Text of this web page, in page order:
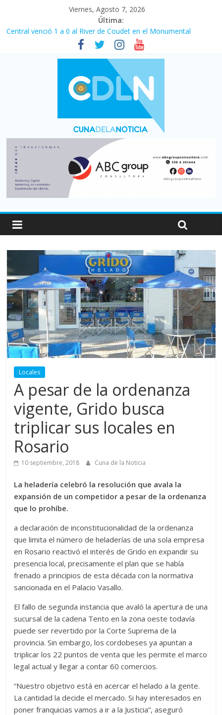
Viernes, Agosto 7, 2026
Última:
Central venció 1 a 0 al River de Coudet en el Monumental
La morosidad alcanzó su nivel más alto en dos décadas y ya
afecta a 400 mil deudores en Santa Fe
Desde que asumió Milei cerraron 41.000 kioscos: el sector
denuncia crisis como en 2001
Vacaciones de invierno con más movimiento y consumo
turístico: 4,6 millones de personas viajaron por el país, un 5,9%
Fuerte caída de la venta de autos usados en julio: bajó un 12,6%
Locales
A pesar de la ordenanza
vigente, Grido busca
triplicar sus locales en
Rosario
10 septiembre, 2018 Cuna de la Noticia
La heladería celebró la resolución que avala la
expansión de un competidor a pesar de la ordenanza
que lo prohíbe.
a declaración de inconstitucionalidad de la ordenanza
que limita el número de heladerías de una sola empresa
en Rosario reactivó el interés de Grido en expandir su
presencia local, precisamente el plan que se había
frenado a principios de esta década con la normativa
sancionada en el Palacio Vasallo.
El fallo de segunda instancia que avaló la apertura de una
sucursal de la cadena Tento en la zona oeste todavía
puede ser revertido por la Corte Suprema de la
provincia. Sin embargo, los cordobeses ya apuntan a
triplicar los 22 puntos de venta que les permite el marco
legal actual y llegar a contar 60 comercios.
“Nuestro objetivo está en acercar el helado a la gente.
La cantidad la decide el mercado. Si hay interesados en
poner franquicias vamos a ir a la Justicia”, aseguró